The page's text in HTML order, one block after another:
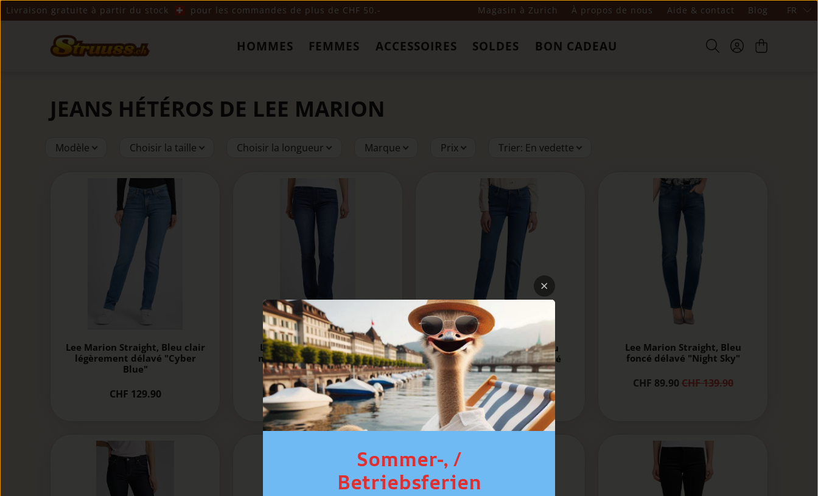
Livraison gratuite à partir du stock pour les commandes de plus de CHF 50.- Magasin à Zurich À propos de nous Aide & contact Blog FR
HOMMES FEMMES ACCESSOIRES SOLDES BON CADEAU
JEANS HÉTÉROS DE LEE MARION
Modèle Choisir la taille Choisir la longueur Marque Prix Trier: En vedette
Lee Marion Straight, Bleu clair
légèrement délavé "Cyber
Blue"
CHF 129.90
Lee Marion Straight, Bleu
moyen délavé "Rain Falls"
CHF 129.90
Lee Marion Straight, Bleu
moyen légèrement délavé
"Mid Stop"
CHF 69.90CHF 129.90
Lee Marion Straight, Bleu
foncé délavé "Night Sky"
CHF 89.90 CHF 139.90
Sommer-, /
Betriebsferien